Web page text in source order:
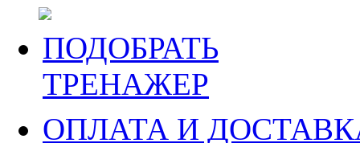
ПОДОБРАТЬ
ТРЕНАЖЕР
ОПЛАТА И